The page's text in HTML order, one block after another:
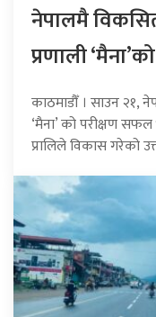
नेपालमै
प्रणाली
काठमाडौँ । साउन २१,
‘मैना’ को परीक्षण
प्रालिले विकास गरेको